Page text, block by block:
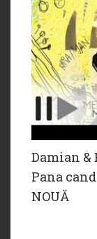
Damian &
Pana
NOUĂ